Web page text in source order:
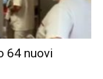
64 nuovi